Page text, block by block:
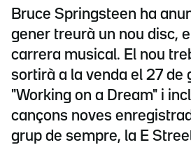
Bruce Springsteen ha
gener treurà un nou disc,
carrera musical. El nou
sortirà a la venda el 27 de
"Working on a Dream" i
cançons noves
grup de sempre, la E